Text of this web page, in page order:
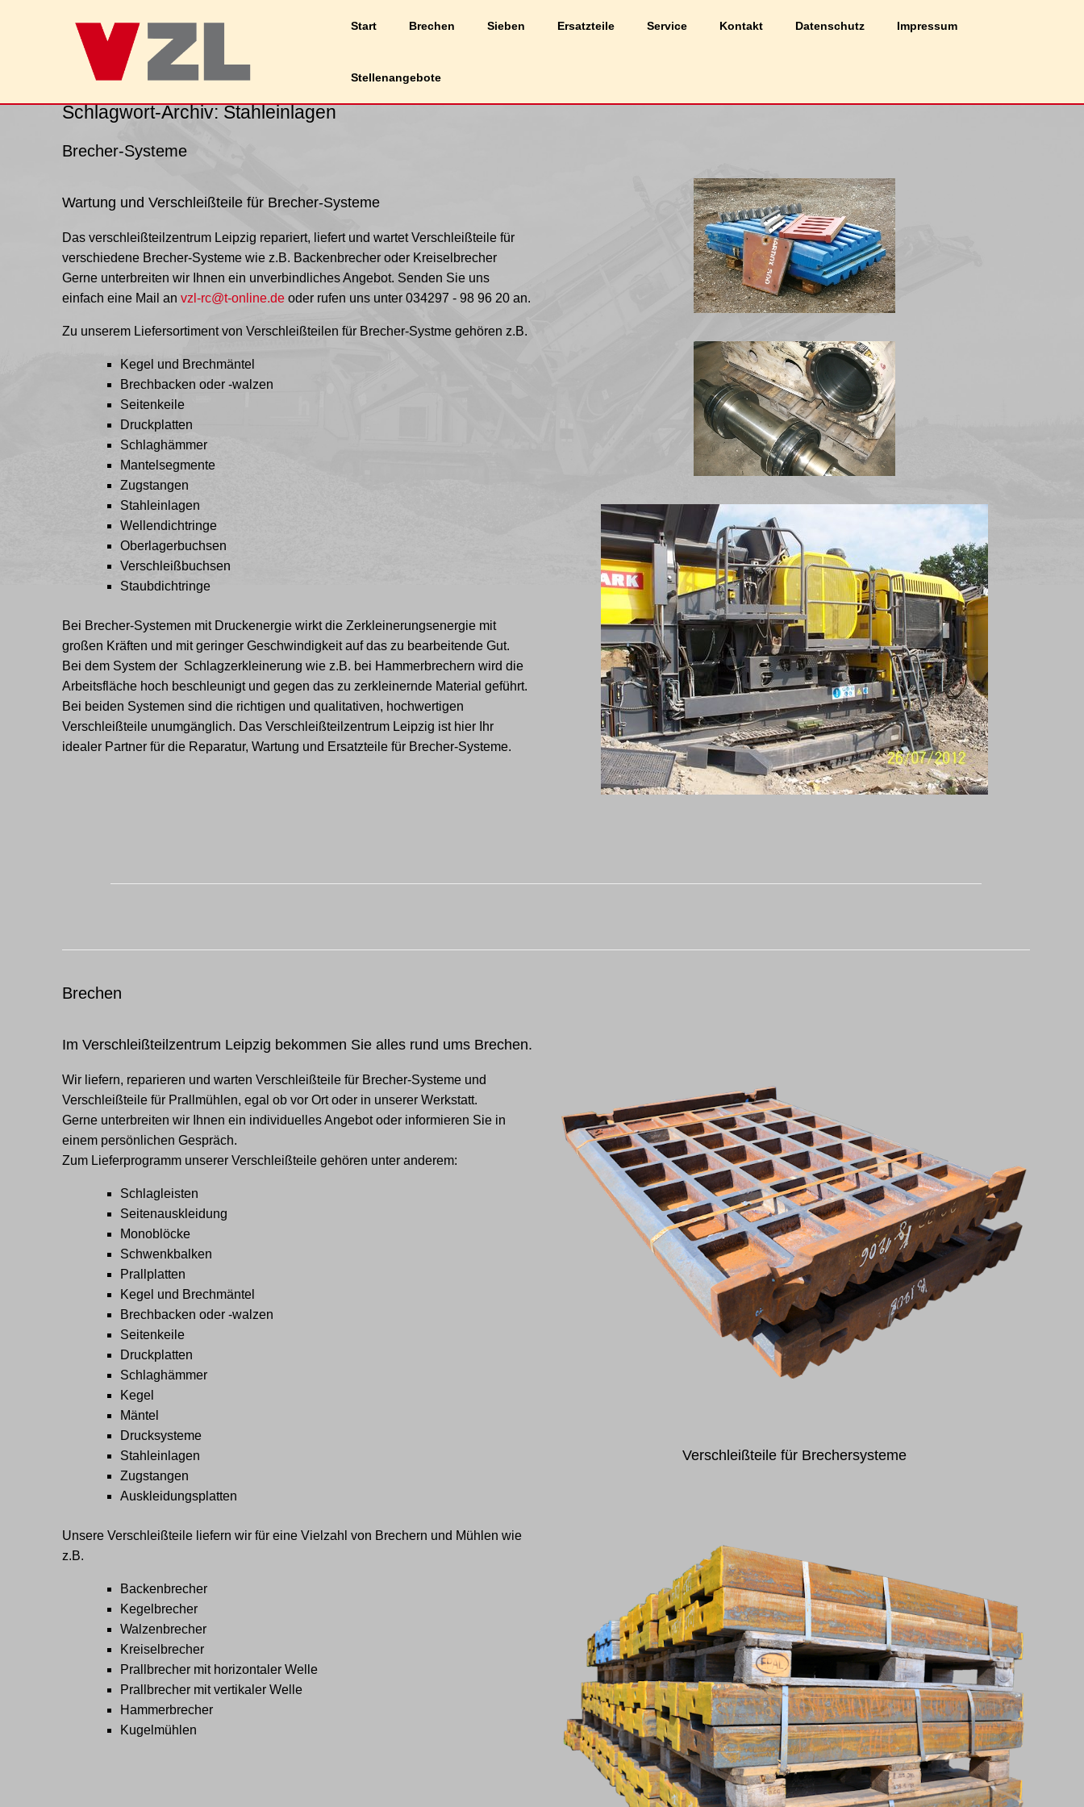
Start Brechen Sieben Ersatzteile Service Kontakt Datenschutz Impressum
Stellenangebote
Schlagwort-Archiv:Stahleinlagen
Brecher-Systeme
Wartung und Verschleißteile für Brecher-Systeme
Das verschleißteilzentrum Leipzig repariert, liefert und wartet Verschleißteile für
verschiedene Brecher-Systeme wie z.B. Backenbrecher oder Kreiselbrecher
Gerne unterbreiten wir Ihnen ein unverbindliches Angebot. Senden Sie uns
einfach eine Mail an vzl-rc@t-online.deoder rufen uns unter 034297 - 98 96 20an.
Zu unserem Liefersortiment von Verschleißteilen für Brecher-Systme gehören z.B.
Kegel und Brechmäntel
Brechbacken oder -walzen
Seitenkeile
Druckplatten
Schlaghämmer
Mantelsegmente
Zugstangen
Stahleinlagen
Wellendichtringe
Oberlagerbuchsen
Verschleißbuchsen
Staubdichtringe
Bei Brecher-Systemen mit Druckenergie wirkt die Zerkleinerungsenergie mit
großen Kräften und mit geringer Geschwindigkeit auf das zu bearbeitende Gut.
Bei dem System der Schlagzerkleinerung wie z.B. bei Hammerbrechern wird die
Arbeitsfläche hoch beschleunigt und gegen das zu zerkleinernde Material geführt.
Bei beiden Systemen sind die richtigen und qualitativen, hochwertigen
Verschleißteile unumgänglich. Das Verschleißteilzentrum Leipzig ist hier Ihr
idealer Partner für die Reparatur, Wartung und Ersatzteile für Brecher-Systeme.
Brechen
Im Verschleißteilzentrum Leipzig bekommen Sie alles rund ums Brechen.
Wir liefern, reparieren und warten Verschleißteile für Brecher-Systeme und
Verschleißteile für Prallmühlen, egal ob vor Ort oder in unserer Werkstatt.
Gerne unterbreiten wir Ihnen ein individuelles Angebot oder informieren Sie in
einem persönlichen Gespräch.
Zum Lieferprogramm unserer Verschleißteile gehören unter anderem:
Schlagleisten
Seitenauskleidung
Monoblöcke
Schwenkbalken
Prallplatten
Kegel und Brechmäntel
Brechbacken oder -walzen
Seitenkeile
Druckplatten
Schlaghämmer
Kegel
Mäntel
Drucksysteme
Stahleinlagen
Zugstangen
Auskleidungsplatten
Unsere Verschleißteile liefern wir für eine Vielzahl von Brechern und Mühlen wie
z.B.
Backenbrecher
Kegelbrecher
Walzenbrecher
Kreiselbrecher
Prallbrecher mit horizontaler Welle
Prallbrecher mit vertikaler Welle
Hammerbrecher
Kugelmühlen
Verschleißteile für Brechersysteme
Du kannst mehr darüber erfahren, welche Cookies wir verwenden, oder sie unter Einstellungen deaktivieren.
Zustimmen Ablehnen